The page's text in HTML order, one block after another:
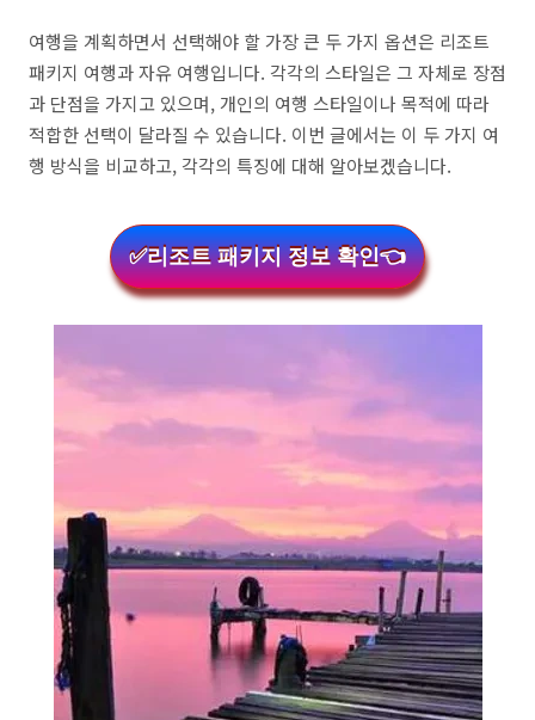
여행을 계획하면서 선택해야 할 가장 큰 두 가지 옵션은 리조트
패키지 여행과 자유 여행입니다. 각각의 스타일은 그 자체로 장점
과 단점을 가지고 있으며, 개인의 여행 스타일이나 목적에 따라
적합한 선택이 달라질 수 있습니다. 이번 글에서는 이 두 가지 여
행 방식을 비교하고, 각각의 특징에 대해 알아보겠습니다.
✅리조트 패키지 정보 확인👈